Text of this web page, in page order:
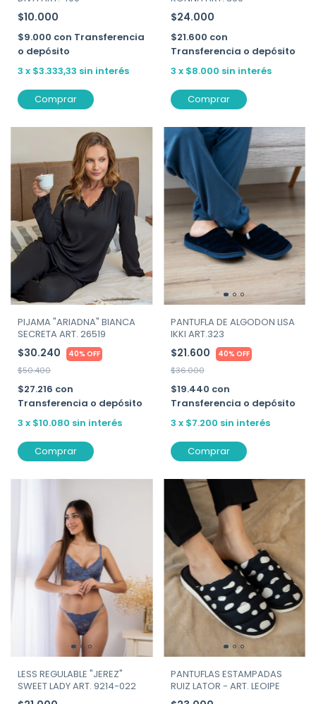
$10.000
$9.000 con Transferencia
o depósito
3 x $3.333,33 sin interés
Comprar
$24.000
$21.600 con
Transferencia o depósito
3 x $8.000 sin interés
Comprar
PIJAMA "ARIADNA" BIANCA
SECRETA ART. 26519
$30.240 40% OFF
$50.400
$27.216 con
Transferencia o depósito
3 x $10.080 sin interés
Comprar
PANTUFLA DE ALGODON LISA
IKKI ART.323
$21.600 40% OFF
$36.000
$19.440 con
Transferencia o depósito
3 x $7.200 sin interés
Comprar
LESS REGULABLE "JEREZ"
SWEET LADY ART. 9214-022
PANTUFLAS ESTAMPADAS
RUIZ LATOR - ART. LEOIPE